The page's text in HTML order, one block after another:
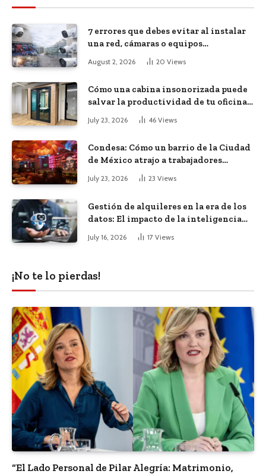
7 errores que debes evitar al instalar
una red, cámaras o equipos
tecnológicos en una empresa
August 2, 2026 20 Views
Cómo una cabina insonorizada puede
salvar la productividad de tu oficina
July 23, 2026 46 Views
Condesa: Cómo un barrio de la Ciudad
de México atrajo a trabajadores
remotos de todo el mundo
July 23, 2026 23 Views
Gestión de alquileres en la era de los
datos: El impacto de la inteligencia
July 16, 2026 17 Views
¡No te lo pierdas!
“El Lado Personal de Pilar Alegría: Matrimonio,